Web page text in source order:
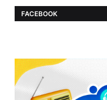
FACEBOOK